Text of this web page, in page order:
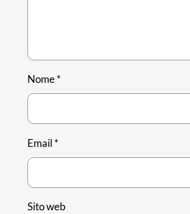
Nome*
Email *
Sito web